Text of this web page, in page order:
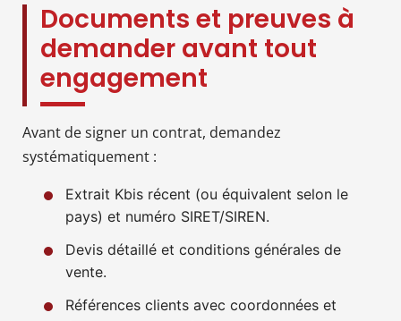
Documents et preuves à
demander avant tout
engagement
Avant de signer un contrat, demandez
systématiquement :
Extrait Kbis récent (ou équivalent selon le
pays) et numéro SIRET/SIREN.
Devis détaillé et conditions générales de
vente.
Références clients avec coordonnées et